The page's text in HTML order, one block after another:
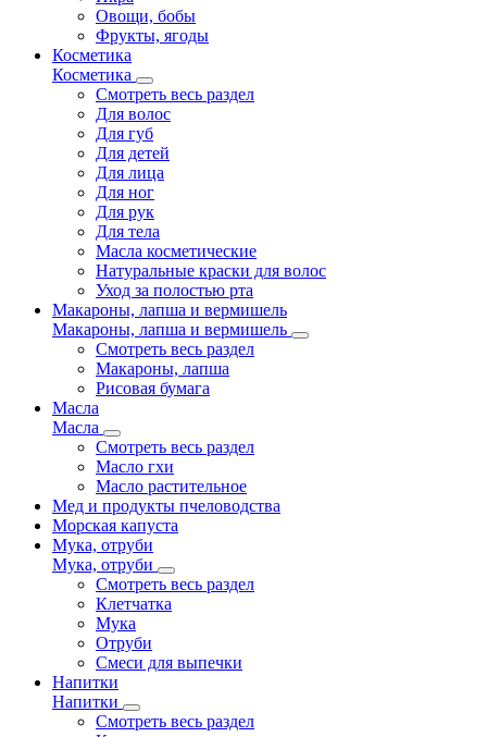
Овощи, бобы
Фрукты, ягоды
Косметика
Косметика
Смотреть весь раздел
Для волос
Для губ
Для детей
Для лица
Для ног
Для рук
Для тела
Масла косметические
Натуральные краски для волос
Уход за полостью рта
Макароны, лапша и вермишель
Макароны, лапша и вермишель
Смотреть весь раздел
Макароны, лапша
Рисовая бумага
Масла
Масла
Смотреть весь раздел
Масло гхи
Масло растительное
Мед и продукты пчеловодства
Морская капуста
Мука, отруби
Мука, отруби
Смотреть весь раздел
Клетчатка
Мука
Отруби
Смеси для выпечки
Напитки
Напитки
Смотреть весь раздел